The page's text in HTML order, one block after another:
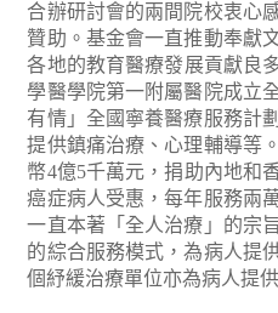
合辦研討會的兩間院校衷心
贊助。基金會一直推動奉獻
各地的教育醫療發展貢獻良
學醫學院第一附屬醫院成立
有情」全國寧養醫療服務計
提供鎮痛治療、心理輔導等
幣4億5千萬元，捐助內地和
癌症病人受惠，每年服務兩
一直本著「全人治療」的宗
的綜合服務模式，為病人提
個紓緩治療單位亦為病人提